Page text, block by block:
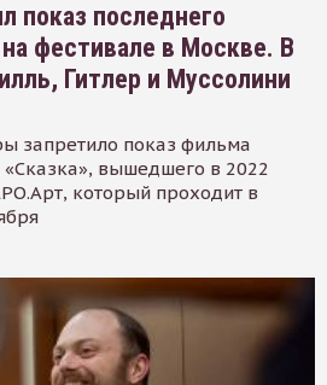
показ последнего
фестивале в Москве. В
Гитлер и Муссолини
запретило показ фильма
вышедшего в 2022
который проходит в